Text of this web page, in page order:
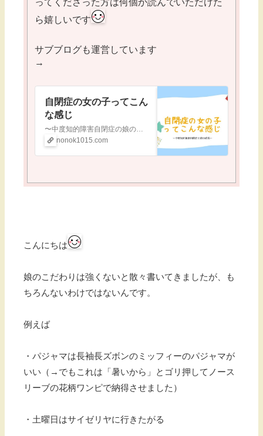
ら嬉しいです
サブブログも運営しています
→
自閉症の女の子ってこん
な感じ
nonok1015.com
こんにちは
娘のこだわりは強くないと散々書いてきましたが、も
ちろんないわけではないんです。
例えば
・パジャマは長袖長ズボンのミッフィーのパジャマが
いい（→でもこれは「暑いから」とゴリ押してノース
リーブの花柄ワンピで納得させました）
・土曜日はサイゼリヤに行きたがる